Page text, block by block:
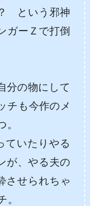
という邪神
ガーＺで打倒
分の物にして
チも今作のメ
ていたりやる
が、やる夫の
させられちゃ
。